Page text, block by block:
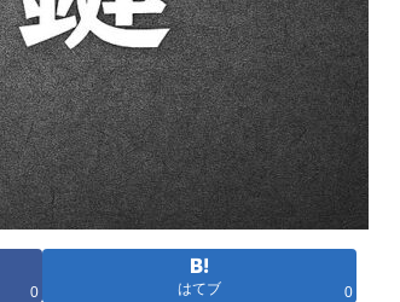
0 はてブ 0